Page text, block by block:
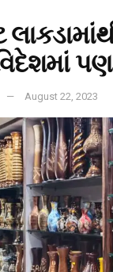
August 22, 2023